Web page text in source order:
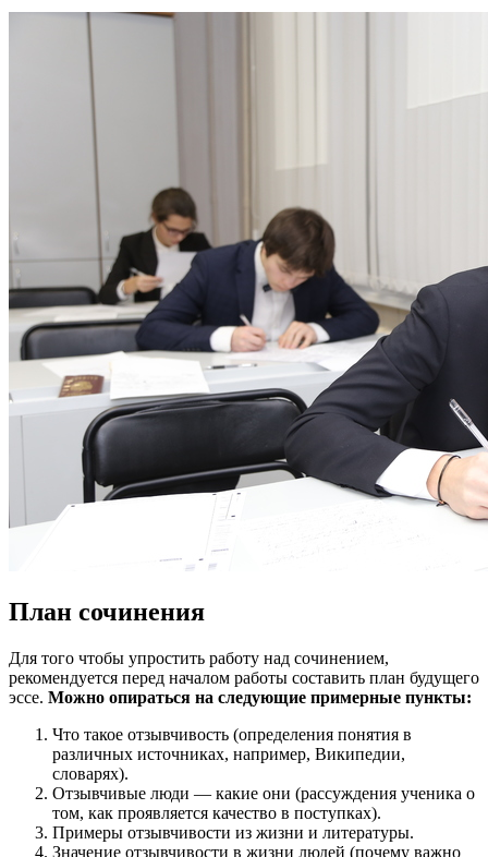
План сочинения
Для того чтобы упростить работу над сочинением,
рекомендуется перед началом работы составить план будущего
эссе. Можно опираться на следующие примерные пункты:
Что такое отзывчивость (определения понятия в
различных источниках, например, Википедии,
словарях).
Отзывчивые люди — какие они (рассуждения ученика о
том, как проявляется качество в поступках).
Примеры отзывчивости из жизни и литературы.
Значение отзывчивости в жизни людей (почему важно